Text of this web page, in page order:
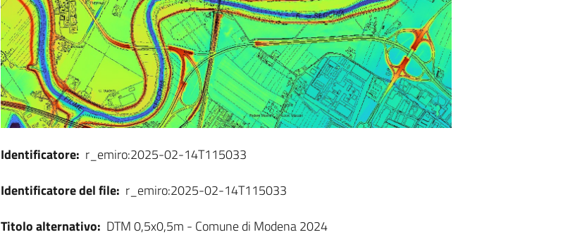
Identificatore: r_emiro:2025-02-14T115033
Identificatore del file: r_emiro:2025-02-14T115033
Titolo alternativo: DTM 0,5x0,5m - Comune di Modena 2024